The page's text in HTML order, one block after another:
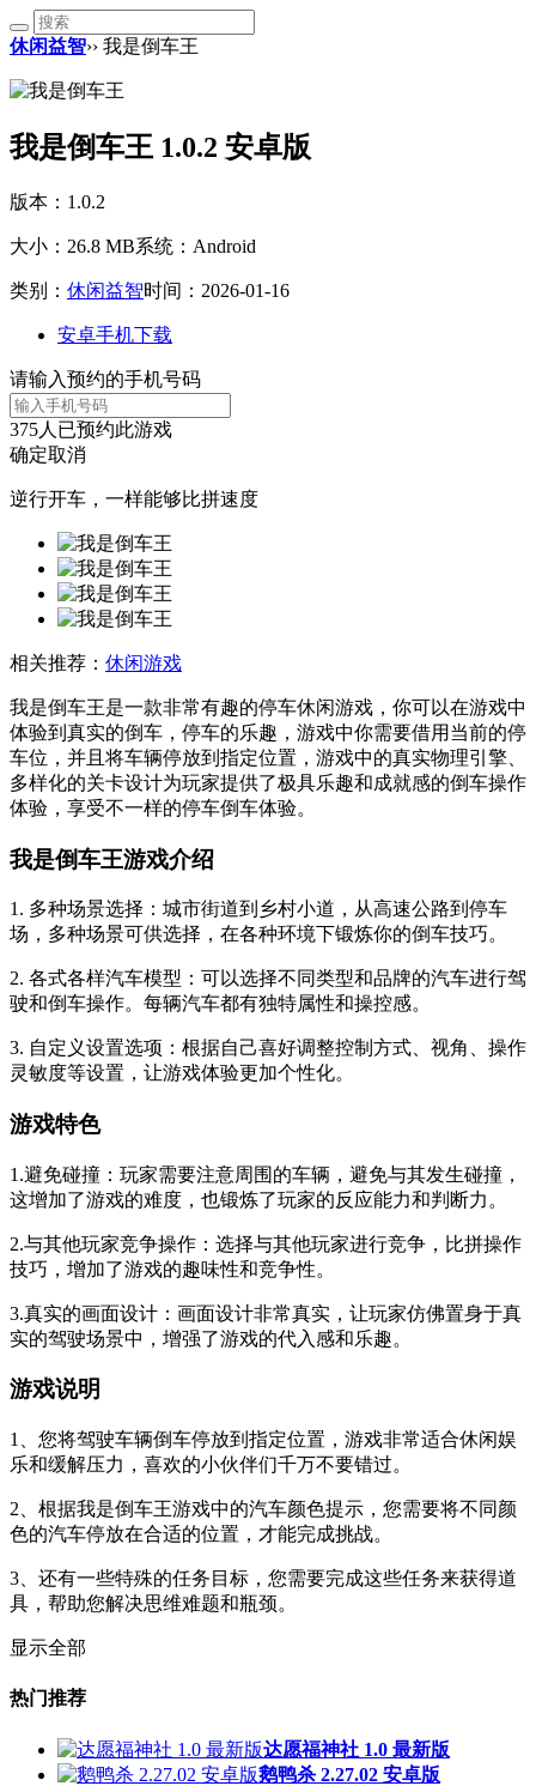
休闲益智›› 我是倒车王
我是倒车王 1.0.2 安卓版
版本：1.0.2
大小：26.8 MB系统：Android
类别： 休闲益智时间：2026-01-16
安卓手机下载
请输入预约的手机号码
375人已预约此游戏
确定取消
逆行开车，一样能够比拼速度
相关推荐： 休闲游戏
我是倒车王是一款非常有趣的停车休闲游戏，你可以在游戏中
体验到真实的倒车，停车的乐趣，游戏中你需要借用当前的停
车位，并且将车辆停放到指定位置，游戏中的真实物理引擎、
多样化的关卡设计为玩家提供了极具乐趣和成就感的倒车操作
体验，享受不一样的停车倒车体验。
我是倒车王游戏介绍
1. 多种场景选择：城市街道到乡村小道，从高速公路到停车
场，多种场景可供选择，在各种环境下锻炼你的倒车技巧。
2. 各式各样汽车模型：可以选择不同类型和品牌的汽车进行驾
驶和倒车操作。每辆汽车都有独特属性和操控感。
3. 自定义设置选项：根据自己喜好调整控制方式、视角、操作
灵敏度等设置，让游戏体验更加个性化。
游戏特色
1.避免碰撞：玩家需要注意周围的车辆，避免与其发生碰撞，
这增加了游戏的难度，也锻炼了玩家的反应能力和判断力。
2.与其他玩家竞争操作：选择与其他玩家进行竞争，比拼操作
技巧，增加了游戏的趣味性和竞争性。
3.真实的画面设计：画面设计非常真实，让玩家仿佛置身于真
实的驾驶场景中，增强了游戏的代入感和乐趣。
游戏说明
1、您将驾驶车辆倒车停放到指定位置，游戏非常适合休闲娱
乐和缓解压力，喜欢的小伙伴们千万不要错过。
2、根据我是倒车王游戏中的汽车颜色提示，您需要将不同颜
色的汽车停放在合适的位置，才能完成挑战。
3、还有一些特殊的任务目标，您需要完成这些任务来获得道
具，帮助您解决思维难题和瓶颈。
显示全部
热门推荐
达愿福神社 1.0 最新版
鹅鸭杀 2.27.02 安卓版